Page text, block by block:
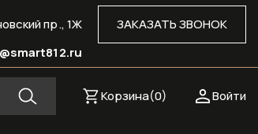
ЗАКАЗАТЬ ЗВОНОК
пр., 1Ж
Войти
Корзина(0)